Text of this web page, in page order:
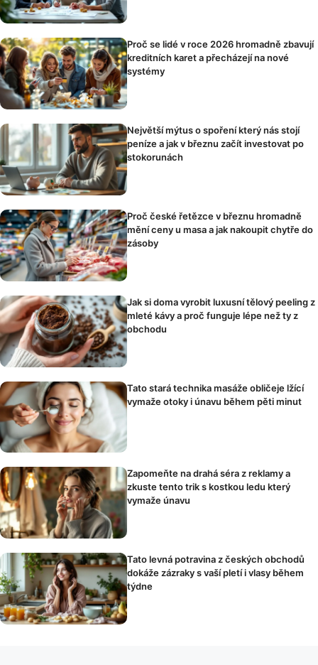
Proč se lidé v roce 2026 hromadně zbavují
kreditních karet a přecházejí na nové
systémy
Největší mýtus o spoření který nás stojí
peníze a jak v březnu začít investovat po
stokorunách
Proč české řetězce v březnu hromadně
mění ceny u masa a jak nakoupit chytře do
zásoby
Jak si doma vyrobit luxusní tělový peeling z
mleté kávy a proč funguje lépe než ty z
obchodu
Tato stará technika masáže obličeje lžící
vymaže otoky i únavu během pěti minut
Zapomeňte na drahá séra z reklamy a
zkuste tento trik s kostkou ledu který
vymaže únavu
Tato levná potravina z českých obchodů
dokáže zázraky s vaší pletí i vlasy během
týdne